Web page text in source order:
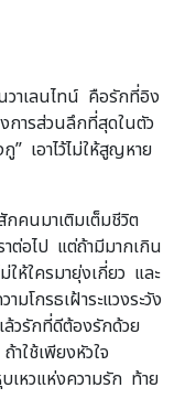
าเลนไทน์ คือรักที่อิง
ารส่วนลึกที่สุดในตัว
เอาไว้ไม่ให้สูญหาย
กคนมาเติมเต็มชีวิต
าต่อไป แต่ถ้ามีมากเกิน
ให้ใครมายุ่งเกี่ยว และ
มโกรธเฝ้าระแวงระวัง
วรักที่ดีต้องรักด้วย
ใช้เพียงหัวใจ
เหวแห่งความรัก ท้าย